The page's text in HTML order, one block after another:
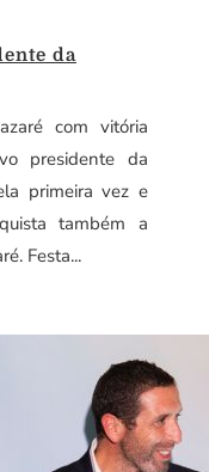
da
com vitória
presidente da
primeira vez e
também a
Festa...